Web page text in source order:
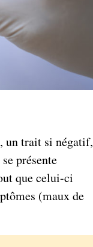
un trait si négatif,
présente
que celui-ci
(maux de